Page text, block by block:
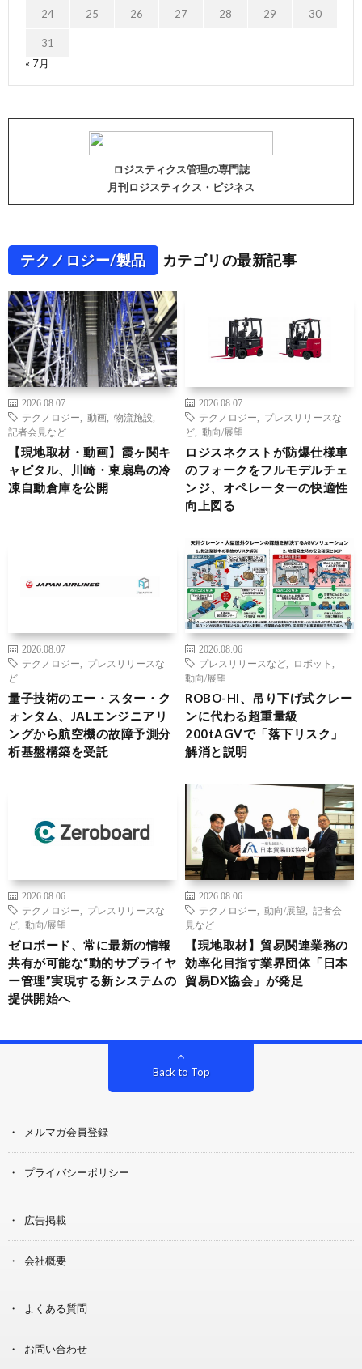
24 25 26 27 28 29 30
31
« 7月
ロジスティクス管理の専門誌
月刊ロジスティクス・ビジネス
テクノロジー/製品 カテゴリの最新記事
2026.08.07
テクノロジー
動画 物流施設
記者会見など
【現地取材・動画】霞ヶ関キ
ャピタル、川崎・東扇島の冷
凍自動倉庫を公開
2026.08.07
テクノロジー
プレスリリースな
ど
動向/展望
ロジスネクストが防爆仕様車
のフォークをフルモデルチェ
ンジ、オペレーターの快適性
向上図る
2026.08.07
テクノロジー
プレスリリースな
ど
量子技術のエー・スター・ク
ォンタム、JALエンジニアリ
ングから航空機の故障予測分
析基盤構築を受託
2026.08.06
プレスリリースなど
ロボット
動向/展望
ROBO-HI、吊り下げ式クレー
ンに代わる超重量級
200tAGVで「落下リスク」
解消と説明
2026.08.06
テクノロジー
プレスリリースな
ど
動向/展望
ゼロボード、常に最新の情報
共有が可能な“動的サプライヤ
ー管理”実現する新システムの
提供開始へ
2026.08.06
テクノロジー
動向/展望
記者会
見など
【現地取材】貿易関連業務の
効率化目指す業界団体「日本
貿易DX協会」が発足
Back to Top
メルマガ会員登録
プライバシーポリシー
広告掲載
会社概要
よくある質問
お問い合わせ